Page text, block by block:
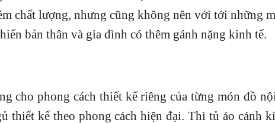
chất lượng, nhưng cũng không nên với tới những
bản thân và gia đình có thêm gánh nặng kinh tế.
cho phong cách thiết kế riêng của từng món đồ
thiết kế theo phong cách hiện đại. Thì tủ áo cánh